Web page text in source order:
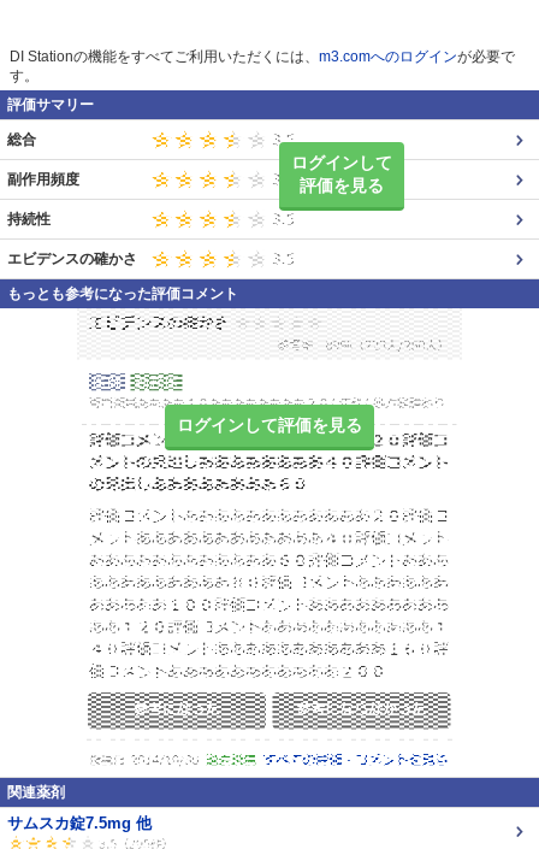
DI Stationの機能をすべてご利用いただくには、 m3.comへのログインが必要で
す。
評価サマリー
ログインして
評価を見る
総合
副作用頻度
持続性
エビデンスの確かさ
もっとも参考になった評価コメント
ログインして評価を見る
関連薬剤
サムスカ錠7.5mg 他